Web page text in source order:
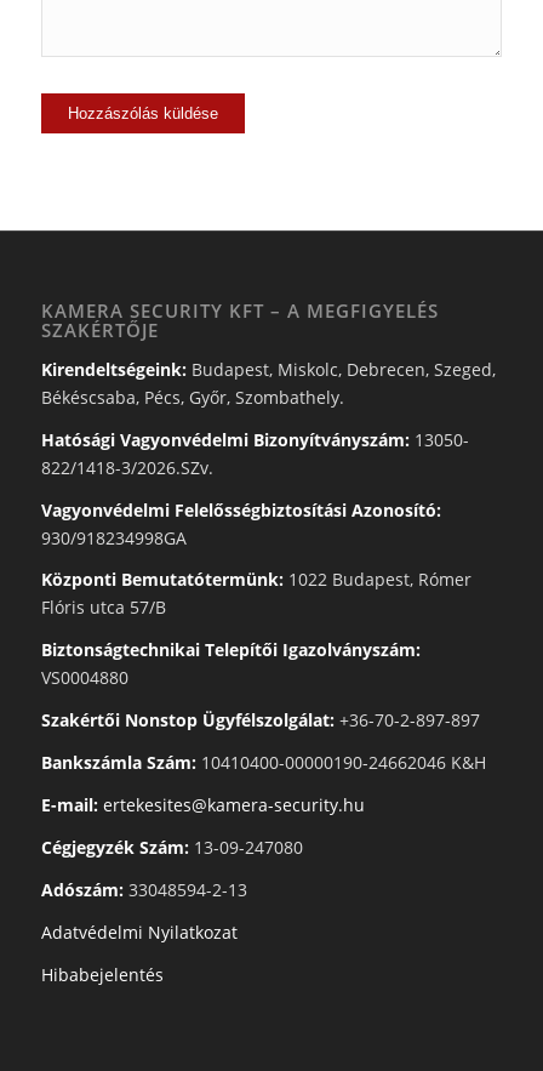
KAMERA SECURITY KFT – A MEGFIGYELÉS
SZAKÉRTŐJE
Kirendeltségeink:Budapest, Miskolc, Debrecen, Szeged,
Békéscsaba, Pécs, Győr, Szombathely.
Hatósági Vagyonvédelmi Bizonyítványszám:13050-
822/1418-3/2026.SZv.
Vagyonvédelmi Felelősségbiztosítási Azonosító:
930/918234998GA
Központi Bemutatótermünk:1022 Budapest, Rómer
Flóris utca 57/B
Biztonságtechnikai Telepítői Igazolványszám:
VS0004880
Szakértői Nonstop Ügyfélszolgálat:+36-70-2-897-897
Bankszámla Szám:10410400-00000190-24662046 K&H
E-mail: ertekesites@kamera-security.hu
Cégjegyzék Szám:13-09-247080
Adószám:33048594-2-13
Adatvédelmi Nyilatkozat
Hibabejelentés